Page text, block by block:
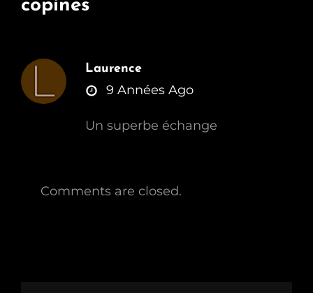
copines
Laurence
says:9 Années Ago
Un superbe échange
Comments are closed.